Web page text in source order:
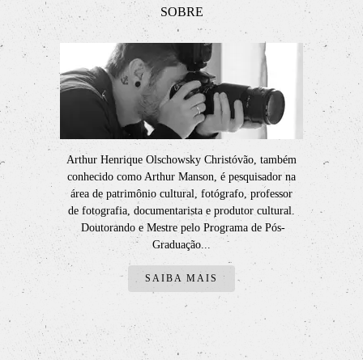
SOBRE
Arthur Henrique Olschowsky Christóvão, também
conhecido como Arthur Manson, é pesquisador na
área de patrimônio cultural, fotógrafo, professor
de fotografia, documentarista e produtor cultural.
Doutorando e Mestre pelo Programa de Pós-
Graduação...
SAIBA MAIS